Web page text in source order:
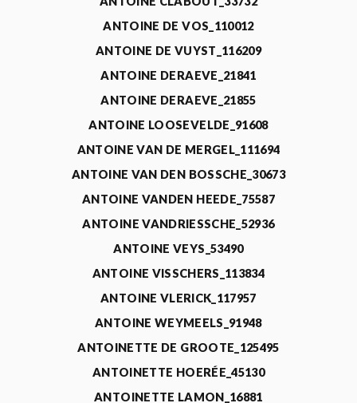
ANTOINE DE VOS_110012
ANTOINE DE VUYST_116209
ANTOINE DERAEVE_21841
ANTOINE DERAEVE_21855
ANTOINE LOOSEVELDE_91608
ANTOINE VAN DE MERGEL_111694
ANTOINE VAN DEN BOSSCHE_30673
ANTOINE VANDEN HEEDE_75587
ANTOINE VANDRIESSCHE_52936
ANTOINE VEYS_53490
ANTOINE VISSCHERS_113834
ANTOINE VLERICK_117957
ANTOINE WEYMEELS_91948
ANTOINETTE DE GROOTE_125495
ANTOINETTE HOERÉE_45130
ANTOINETTE LAMON_16881